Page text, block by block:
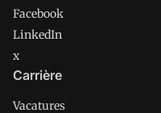
Facebook
LinkedIn
x
Carrière
Vacatures